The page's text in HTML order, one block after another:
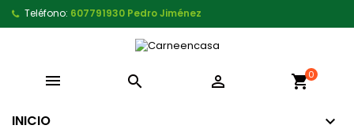
Teléfono: 607791930 Pedro Jiménez
   shopping_cart0
INICIO